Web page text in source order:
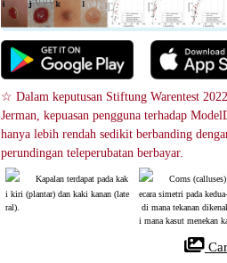
☆ Dalam keputusan Stiftung Warentest
Jerman, kepuasan pengguna terhadap
hanya lebih rendah sedikit berbanding
perundingan teleperubatan berbayar.
Kapalan terdapat pada kak
i kiri (plantar) dan kaki kanan (late
ral).
Corns
ecara simetri pada
di mana tekanan
i mana kasut menekan
tanpa tekanan, ketuat